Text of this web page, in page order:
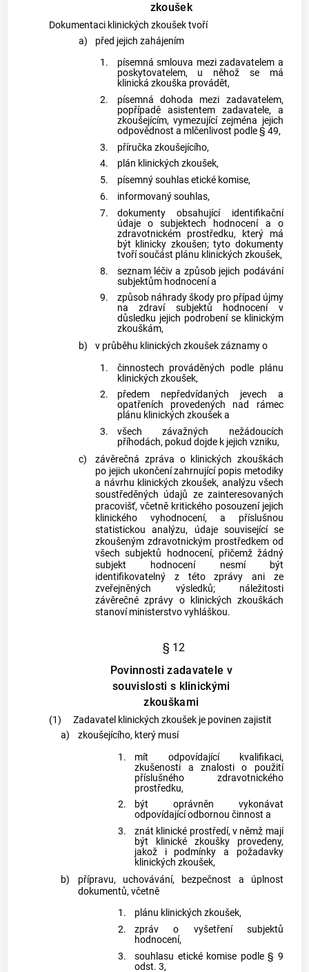
zkoušek
Dokumentaci klinických zkoušek tvoří
a)
před jejich zahájením
1.
písemná smlouva mezi zadavatelem a
poskytovatelem, u něhož se má
klinická zkouška provádět,
2.
písemná dohoda mezi zadavatelem,
popřípadě asistentem zadavatele, a
zkoušejícím, vymezující zejména jejich
odpovědnost a mlčenlivost podle § 49,
3.
příručka zkoušejícího,
4.
plán klinických zkoušek,
5.
písemný souhlas etické komise,
6.
informovaný souhlas,
7.
dokumenty obsahující identifikační
údaje o subjektech hodnocení a o
zdravotnickém prostředku, který má
být klinicky zkoušen; tyto dokumenty
tvoří součást plánu klinických zkoušek,
8.
seznam léčiv a způsob jejich podávání
subjektům hodnocení a
9.
způsob náhrady škody pro případ újmy
na zdraví subjektů hodnocení v
důsledku jejich podrobení se klinickým
zkouškám,
b)
v průběhu klinických zkoušek záznamy o
1.
činnostech prováděných podle plánu
klinických zkoušek,
2.
předem nepředvídaných jevech a
opatřeních provedených nad rámec
plánu klinických zkoušek a
3.
všech závažných nežádoucích
příhodách, pokud dojde k jejich vzniku,
c)
závěrečná zpráva o klinických zkouškách
po jejich ukončení zahrnující popis metodiky
a návrhu klinických zkoušek, analýzu všech
soustředěných údajů ze zainteresovaných
pracovišť, včetně kritického posouzení jejich
klinického vyhodnocení, a příslušnou
statistickou analýzu, údaje související se
zkoušeným zdravotnickým prostředkem od
všech subjektů hodnocení, přičemž žádný
subjekt hodnocení nesmí být
identifikovatelný z této zprávy ani ze
zveřejněných výsledků; náležitosti
závěrečné zprávy o klinických zkouškách
stanoví ministerstvo vyhláškou.
§ 12
Povinnosti zadavatele v
souvislosti s klinickými
zkouškami
(1)
Zadavatel klinických zkoušek je povinen zajistit
a)
zkoušejícího, který musí
1.
mít odpovídající kvalifikaci,
zkušenosti a znalosti o použití
příslušného zdravotnického
prostředku,
2.
být oprávněn vykonávat
odpovídající odbornou činnost a
3.
znát klinické prostředí, v němž mají
být klinické zkoušky provedeny,
jakož i podmínky a požadavky
klinických zkoušek,
b)
přípravu, uchovávání, bezpečnost a úplnost
dokumentů, včetně
1.
plánu klinických zkoušek,
2.
zpráv o vyšetření subjektů
hodnocení,
3.
souhlasu etické komise podle § 9
odst. 3,